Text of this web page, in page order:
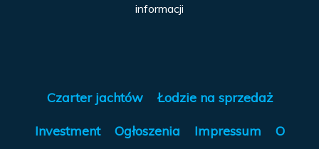
informacji
Czarter jachtów Łodzie na sprzedaż
Investment Ogłoszenia Impressum O